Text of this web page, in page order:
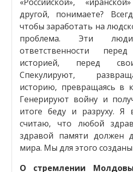
другой, понимаете?
чтобы заработать на
проблема. Эти
ответственности
историей, перед
Спекулируют,
историю, превращаясь в
Генерируют войну и
итоге беду и разруху. Я
считаю, что любой
здравой памяти должен
мира. Мы для этого
О стремлении